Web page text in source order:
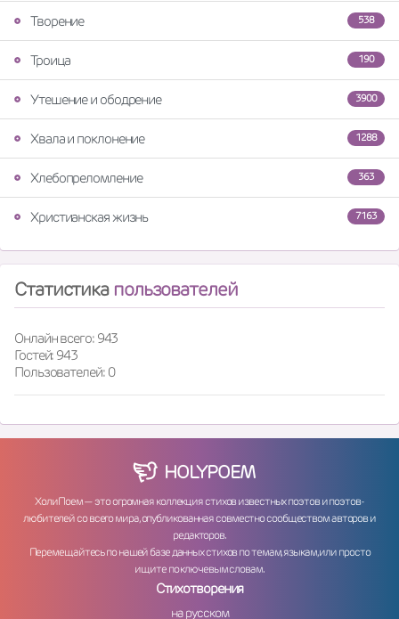
538
Творение
190
Троица
3900
Утешение и ободрение
1288
Хвала и поклонение
363
Хлебопреломление
7163
Христианская жизнь
Статистика пользователей
Онлайн всего: 943
Гостей: 943
Пользователей: 0
HOLYPOEM
ХолиПоем — это огромная коллекция стихов известных поэтов и поэтов-
любителей со всего мира, опубликованная совместно сообществом авторов и
редакторов.
Перемещайтесь по нашей базе данных стихов по темам, языкам, или просто
ищите по ключевым словам.
Стихотворения
на русском